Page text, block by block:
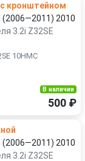
кронштейном
(2006—2011) 2010
3.2i Z32SE
10HMC
В наличии
500 ₽
(2006—2011) 2010
3.2i Z32SE